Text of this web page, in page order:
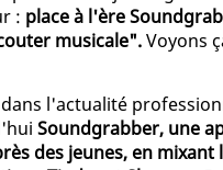
: place à l'ère
musicale".Voyons
dans l'actualité
Soundgrabber, une
des jeunes, en